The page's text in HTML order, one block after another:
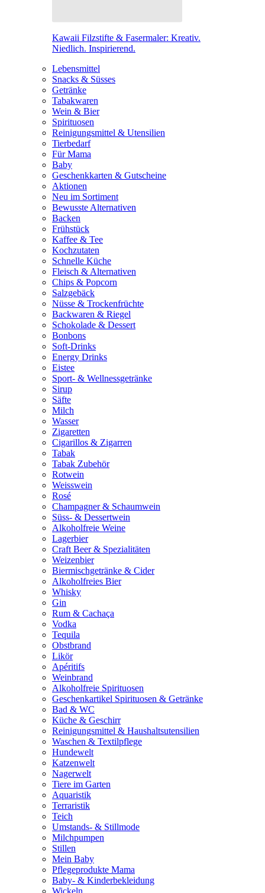
Kawaii Filzstifte & Fasermaler: Kreativ.
Niedlich. Inspirierend.
Lebensmittel
Snacks & Süsses
Getränke
Tabakwaren
Wein & Bier
Spirituosen
Reinigungsmittel & Utensilien
Tierbedarf
Für Mama
Baby
Geschenkkarten & Gutscheine
Aktionen
Neu im Sortiment
Bewusste Alternativen
Backen
Frühstück
Kaffee & Tee
Kochzutaten
Schnelle Küche
Fleisch & Alternativen
Chips & Popcorn
Salzgebäck
Nüsse & Trockenfrüchte
Backwaren & Riegel
Schokolade & Dessert
Bonbons
Soft-Drinks
Energy Drinks
Eistee
Sport- & Wellnessgetränke
Sirup
Säfte
Milch
Wasser
Zigaretten
Cigarillos & Zigarren
Tabak
Tabak Zubehör
Rotwein
Weisswein
Rosé
Champagner & Schaumwein
Süss- & Dessertwein
Alkoholfreie Weine
Lagerbier
Craft Beer & Spezialitäten
Weizenbier
Biermischgetränke & Cider
Alkoholfreies Bier
Whisky
Gin
Rum & Cachaça
Vodka
Tequila
Obstbrand
Likör
Apéritifs
Weinbrand
Alkoholfreie Spirituosen
Geschenkartikel Spirituosen & Getränke
Bad & WC
Küche & Geschirr
Reinigungsmittel & Haushaltsutensilien
Waschen & Textilpflege
Hundewelt
Katzenwelt
Nagerwelt
Tiere im Garten
Aquaristik
Terraristik
Teich
Umstands- & Stillmode
Milchpumpen
Stillen
Mein Baby
Pflegeprodukte Mama
Baby- & Kinderbekleidung
Wickeln